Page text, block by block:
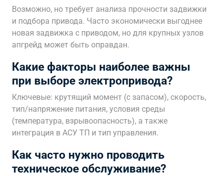
Возможно, но требует анализа прочности задвижки
и подбора привода. Часто экономически выгоднее
новая задвижка с приводом, но для крупных узлов
апгрейд может быть оправдан.
Какие факторы наиболее важны
при выборе электропривода?
Ключевые: крутящий момент (с запасом), скорость,
тип/напряжение питания, условия среды
(температура, взрывоопасность), а также
интеграция в АСУ ТП и тип управления.
Как часто нужно проводить
техническое обслуживание?